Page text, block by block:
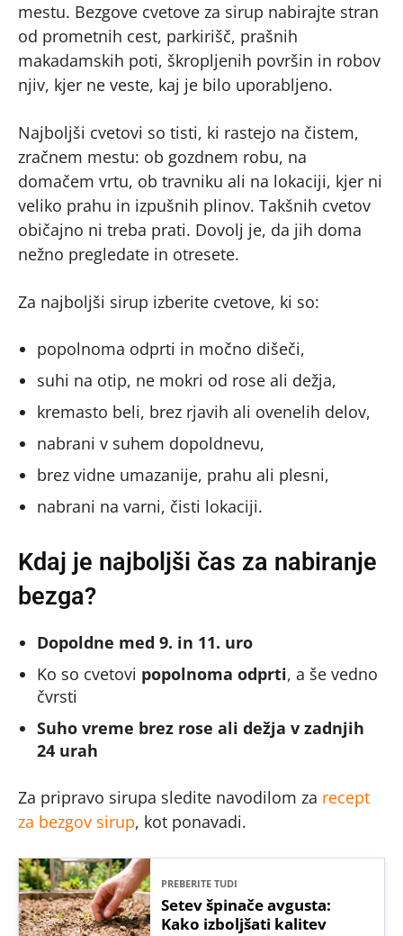
mestu. Bezgove cvetove za sirup nabirajte stran
od prometnih cest, parkirišč, prašnih
makadamskih poti, škropljenih površin in robov
njiv, kjer ne veste, kaj je bilo uporabljeno.
Najboljši cvetovi so tisti, ki rastejo na čistem,
zračnem mestu: ob gozdnem robu, na
domačem vrtu, ob travniku ali na lokaciji, kjer ni
veliko prahu in izpušnih plinov. Takšnih cvetov
običajno ni treba prati. Dovolj je, da jih doma
nežno pregledate in otresete.
Za najboljši sirup izberite cvetove, ki so:
popolnoma odprti in močno dišeči,
suhi na otip, ne mokri od rose ali dežja,
kremasto beli, brez rjavih ali ovenelih delov,
nabrani v suhem dopoldnevu,
brez vidne umazanije, prahu ali plesni,
nabrani na varni, čisti lokaciji.
Kdaj je najboljši čas za nabiranje
bezga?
Dopoldne med 9. in 11. uro
Ko so cvetovi popolnoma odprti, a še vedno
čvrsti
Suho vreme brez rose ali dežja v zadnjih
24 urah
Za pripravo sirupa sledite navodilom za recept
za bezgov sirup, kot ponavadi.
PREBERITE TUDI
Setev špinače avgusta:
Kako izboljšati kalitev